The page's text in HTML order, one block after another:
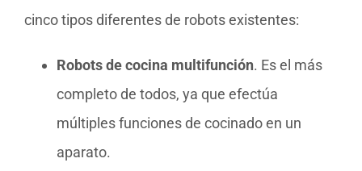
cinco tipos diferentes de robots existentes:
Robots de cocina multifunción. Es el más
completo de todos, ya que efectúa
múltiples funciones de cocinado en un
aparato.